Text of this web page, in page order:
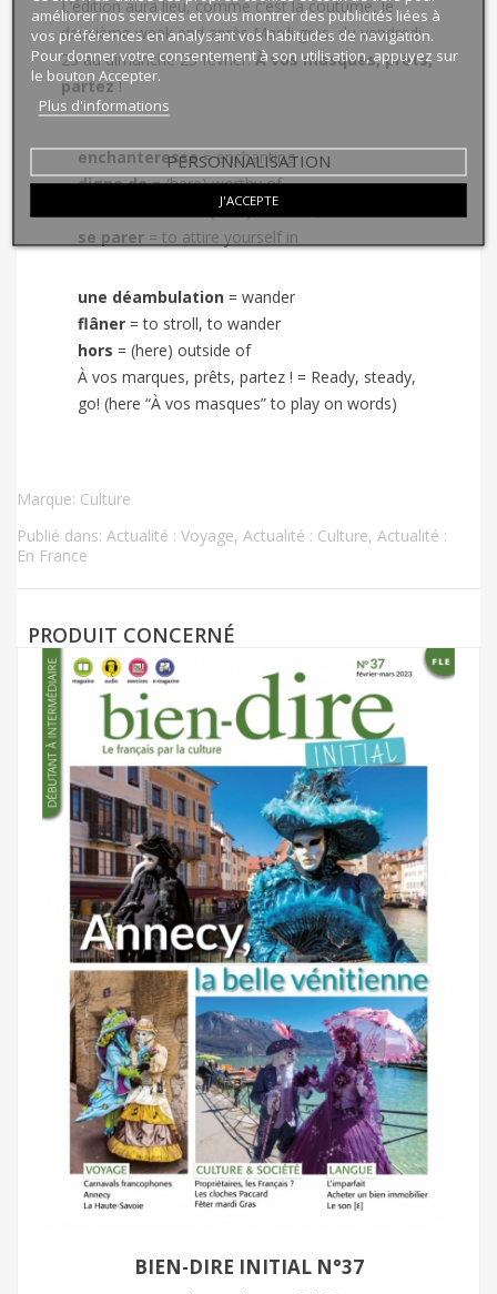
L’édition aura lieu, comme c’est la coutume, le
deuxième week end après Mardi gras, du vendredi
23 au dimanche 25 février.À vos masques, prêts,
partez!
enchanteresse = enchanting
digne de = (here) worthy of
(here) to make, to craft
se parer = to attire yourself in
une déambulation = wander
flâner = to stroll, to wander
hors = (here) outside of
À vos marques, prêts, partez ! = Ready, steady,
go! (here “À vos masques” to play on words)
Marque: Culture
Publié dans: Actualité : Voyage, Actualité : Culture, Actualité :
En France
PRODUIT CONCERNÉ
BIEN-DIRE INITIAL N°37
améliorer nos services et vous montrer des publicités liées à
vos préférences en analysant vos habitudes de navigation.
Pour donner votre consentement à son utilisation, appuyez sur
le bouton Accepter.
Plus d'informations
PERSONNALISATION
J'ACCEPTE